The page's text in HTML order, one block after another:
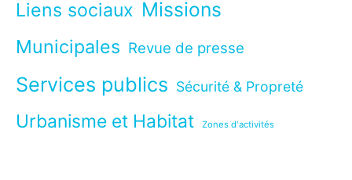
Liens sociaux Missions
Municipales Revue de presse
Services publics Sécurité & Propreté
Urbanisme et Habitat Zones d'activités